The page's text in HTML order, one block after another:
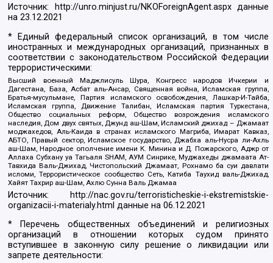
Источник: http://unro.minjust.ru/NKOForeignAgent.aspxданные
на23.12.2021
* Единый федеральный список организаций, в том числе
иностранных и международных организаций, признанных в
соответствии с законодательством Российской Федерации
террористическими:
Высший военный Маджлисуль Шура, Конгресс народов Ичкерии и
Дагестана, База, Асбат аль-Ансар, Священная война, Исламская группа,
Братья-мусульмане, Партия исламского освобождения, Лашкар-И-Тайба,
Исламская группа, Движение Талибан, Исламская партия Туркестана,
Общество социальных реформ, Общество возрождения исламского
наследия, Дом двух святых, Джунд аш-Шам, Исламский джихад – Джамаат
моджахедов, Аль-Каида в странах исламского Магриба, Имарат Кавказ,
АБТО, Правый сектор, Исламское государство, Джабха аль-Нусра ли-Ахль
аш-Шам, Народное ополчение имени К. Минина и Д. Пожарского, Аджр от
Аллаха Субхану уа Тагьаля SHAM, АУМ Синрике, Муджахеды джамаата Ат-
Тавхида Валь-Джихад, Чистопольский Джамаат, Рохнамо ба суи давлати
исломи, Террористическое сообщество Сеть, Катиба Таухид валь-Джихад,
Хайят Тахрир аш-Шам, Ахлю Сунна Валь Джамаа
Источник:
http://nac.gov.ru/terroristicheskie-i-ekstremistskie-
organizacii-i-materialy.html данные на06.12.2021
* Перечень общественных объединений и религиозных
организаций в отношении которых судом принято
вступившее в законную силу решение о ликвидации или
запрете деятельности: